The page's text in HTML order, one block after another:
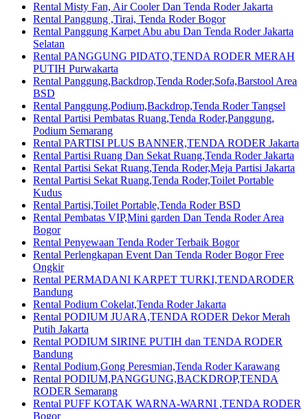
Rental Misty Fan, Air Cooler Dan Tenda Roder Jakarta
Rental Panggung ,Tirai, Tenda Roder Bogor
Rental Panggung Karpet Abu abu Dan Tenda Roder Jakarta
Selatan
Rental PANGGUNG PIDATO,TENDA RODER MERAH
PUTIH Purwakarta
Rental Panggung,Backdrop,Tenda Roder,Sofa,Barstool Area
BSD
Rental Panggung,Podium,Backdrop,Tenda Roder Tangsel
Rental Partisi Pembatas Ruang,Tenda Roder,Panggung,
Podium Semarang
Rental PARTISI PLUS BANNER,TENDA RODER Jakarta
Rental Partisi Ruang Dan Sekat Ruang,Tenda Roder Jakarta
Rental Partisi Sekat Ruang,Tenda Roder,Meja Partisi Jakarta
Rental Partisi Sekat Ruang,Tenda Roder,Toilet Portable
Kudus
Rental Partisi,Toilet Portable,Tenda Roder BSD
Rental Pembatas VIP,Mini garden Dan Tenda Roder Area
Bogor
Rental Penyewaan Tenda Roder Terbaik Bogor
Rental Perlengkapan Event Dan Tenda Roder Bogor Free
Ongkir
Rental PERMADANI KARPET TURKI,TENDARODER
Bandung
Rental Podium Cokelat,Tenda Roder Jakarta
Rental PODIUM JUARA,TENDA RODER Dekor Merah
Putih Jakarta
Rental PODIUM SIRINE PUTIH dan TENDA RODER
Bandung
Rental Podium,Gong Peresmian,Tenda Roder Karawang
Rental PODIUM,PANGGUNG,BACKDROP,TENDA
RODER Semarang
Rental PUFF KOTAK WARNA-WARNI ,TENDA RODER
Bogor